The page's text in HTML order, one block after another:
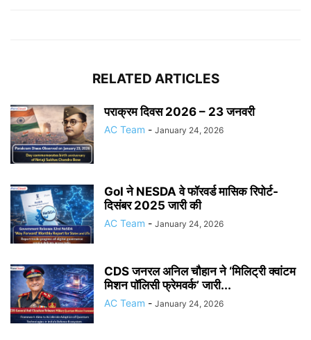
RELATED ARTICLES
पराक्रम दिवस 2026 – 23 जनवरी
AC Team - January 24, 2026
GoI ने NESDA वे फॉरवर्ड मासिक रिपोर्ट-
दिसंबर 2025 जारी की
AC Team - January 24, 2026
CDS जनरल अनिल चौहान ने ‘मिलिट्री क्वांटम
मिशन पॉलिसी फ्रेमवर्क’ जारी...
AC Team - January 24, 2026